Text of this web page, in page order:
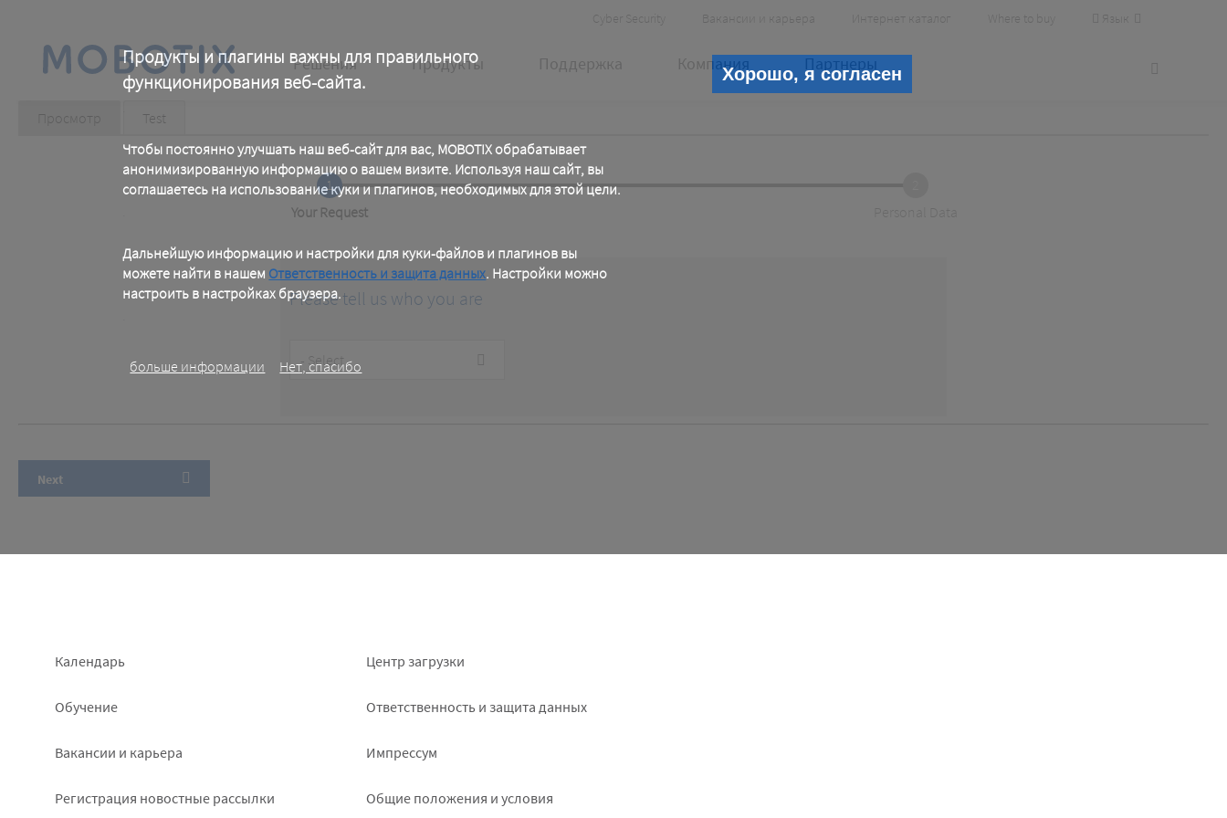
Продукты и плагины важны для правильного
функционирования веб-сайта.
Чтобы постоянно улучшать наш веб-сайт для вас, MOBOTIX обрабатывает
анонимизированную информацию о вашем визите. Используя наш сайт, вы
соглашаетесь на использование куки и плагинов, необходимых для этой цели.
Дальнейшую информацию и настройки для куки-файлов и плагинов вы
можете найти в нашем Ответственность и защита данных. Настройки можно
настроить в настройках браузера.
больше информации Нет, спасибо
Хорошо, я согласен
content
Header
Meta
Cyber Security Вакансии и карьера Интернет каталог Where to buy Язык
Main
navigation
Решения Продукты Поддержка Компания Партнеры
Primary
Просмотр Test
1
Current
Your Request
Please tell us who you are
Type
Footer
left
Календарь
Обучение
Вакансии и карьера
Pегистрация новостные рассылки
Footer
right
Центр загрузки
Ответственность и защита данных
Импрессум
Общие положения и условия